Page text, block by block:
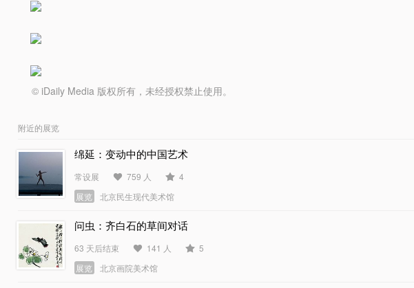
© iDaily Media 版权所有，未经授权禁止使用。
附近的展览
绵延：变动中的中国艺术
常设展 759 人
4
展览
北京民生现代美术馆
问虫：齐白石的草间对话
63 天后结束 141 人
5
展览
北京画院美术馆